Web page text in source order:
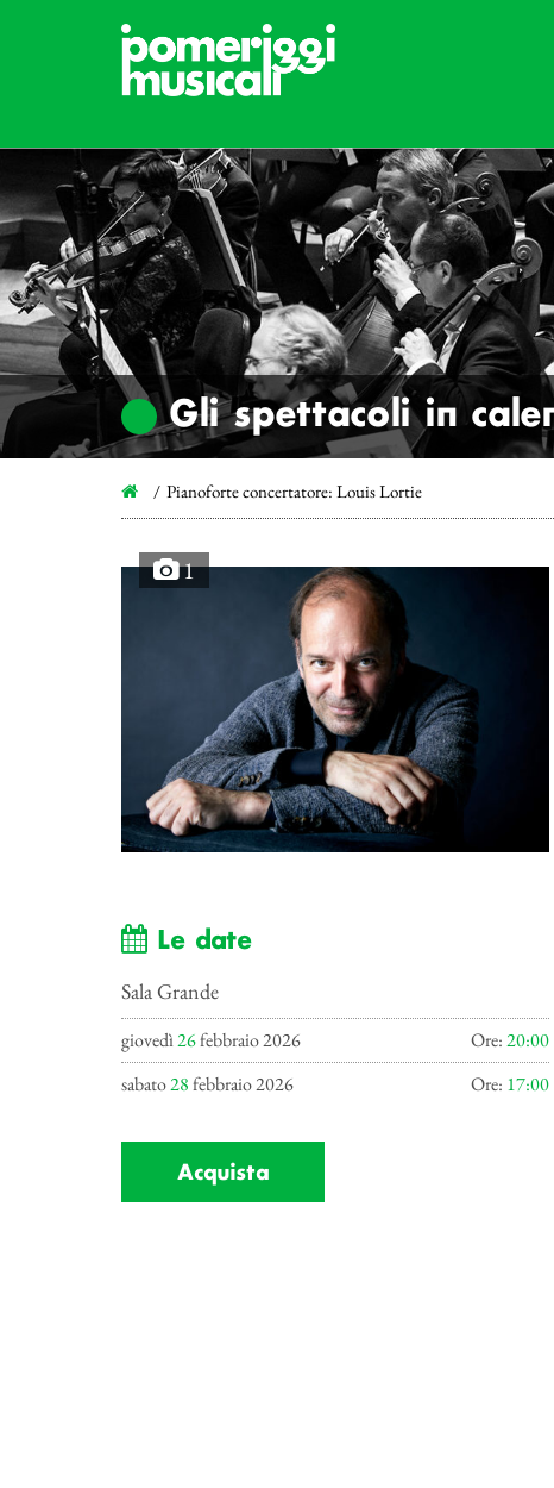
Gli spettacoli in
Pianoforte concertatore: Louis Lortie
1
Le date
Sala Grande
giovedì26febbraio 2026 Ore:20:00
sabato28febbraio 2026 Ore: 17:00
Acquista